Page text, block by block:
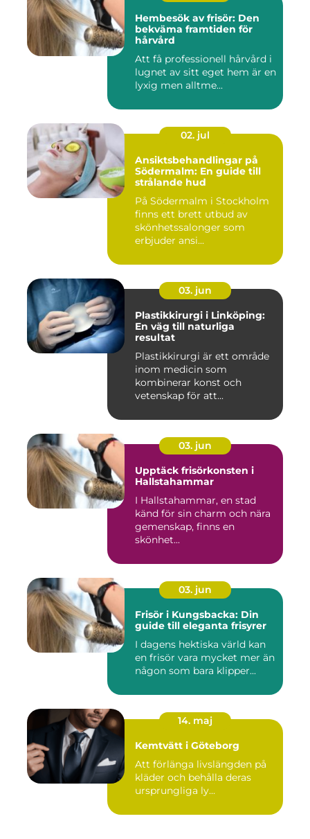
Hembesök av frisör: Den
bekväma framtiden för
hårvård
Att få professionell hårvård i
lugnet av sitt eget hem är en
lyxig men alltme...
02. jul
Ansiktsbehandlingar på
Södermalm: En guide till
strålande hud
På Södermalm i Stockholm
finns ett brett utbud av
skönhetssalonger som
erbjuder ansi...
03. jun
Plastikkirurgi i Linköping:
En väg till naturliga
resultat
Plastikkirurgi är ett område
inom medicin som
kombinerar konst och
vetenskap för att...
03. jun
Upptäck frisörkonsten i
Hallstahammar
I Hallstahammar, en stad
känd för sin charm och nära
gemenskap, finns en
skönhet...
03. jun
Frisör i Kungsbacka: Din
guide till eleganta frisyrer
I dagens hektiska värld kan
en frisör vara mycket mer än
någon som bara klipper...
14. maj
Kemtvätt i Göteborg
Att förlänga livslängden på
kläder och behålla deras
ursprungliga ly...